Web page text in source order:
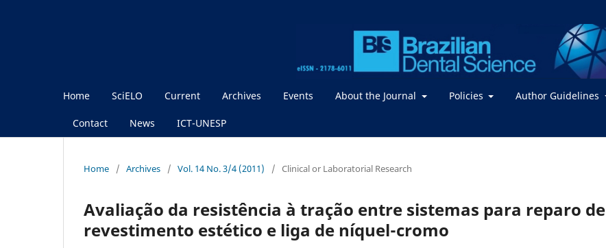
Home SciELO Current Archives Events About the Journal Policies Author Guidelines
Contact News ICT-UNESP
Home / Archives / Vol. 14 No. 3/4 (2011) / Clinical or Laboratorial Research
Avaliação da resistência à tração entre sistemas para reparo de
revestimento estético e liga de níquel-cromo